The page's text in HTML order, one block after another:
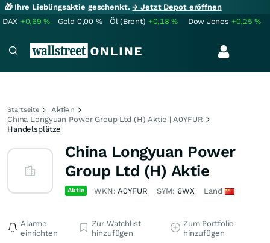
🎁 Ihre Lieblingsaktie geschenkt.→ Jetzt Depot eröffnen
DAX +0,69% Gold 0,00 % Öl (Brent) +0,18% Dow Jones +0,25%
Startseite
Aktien
China Longyuan Power Group Ltd (H) Aktie | A0YFUR
Handelsplätze
China Longyuan Power
Group Ltd (H) Aktie
Aktie WKN:A0YFUR SYM: 6WX Land
Alarme
einrichten
Zur Watchlist
hinzufügen
Zum Portfolio
hinzufügen